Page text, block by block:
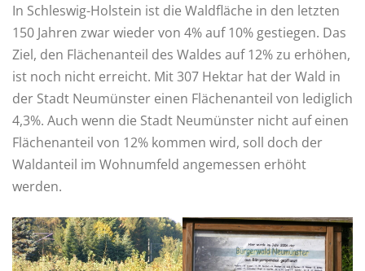
In Schleswig-Holstein ist die Waldfläche in den letzten
150 Jahren zwar wieder von 4% auf 10% gestiegen. Das
Ziel, den Flächenanteil des Waldes auf 12% zu erhöhen,
ist noch nicht erreicht. Mit 307 Hektar hat der Wald in
der Stadt Neumünster einen Flächenanteil von lediglich
4,3%. Auch wenn die Stadt Neumünster nicht auf einen
Flächenanteil von 12% kommen wird, soll doch der
Waldanteil im Wohnumfeld angemessen erhöht
werden.